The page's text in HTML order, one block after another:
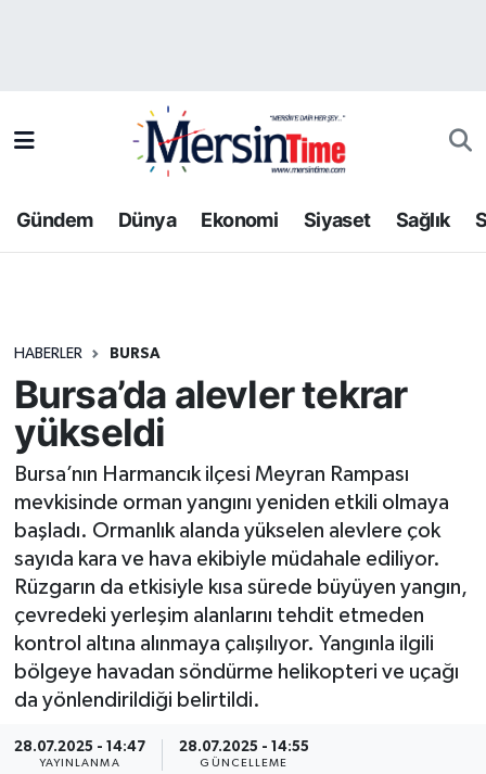
Gündem Dünya Ekonomi Siyaset Sağlık
HABERLER BURSA
Bursa’da alevler tekrar
yükseldi
Bursa’nın Harmancık ilçesi Meyran Rampası
mevkisinde orman yangını yeniden etkili olmaya
başladı. Ormanlık alanda yükselen alevlere çok
sayıda kara ve hava ekibiyle müdahale ediliyor.
Rüzgarın da etkisiyle kısa sürede büyüyen yangın,
çevredeki yerleşim alanlarını tehdit etmeden
kontrol altına alınmaya çalışılıyor. Yangınla ilgili
bölgeye havadan söndürme helikopteri ve uçağı
da yönlendirildiği belirtildi.
28.07.2025 - 14:47
YAYINLANMA
28.07.2025 - 14:55
GÜNCELLEME
Bilim-Teknoloji
Dünya
Ekonomi
Gündem
Kültür-Sanat
Resmi İlan
Sağlık
Siyaset
Spor
Yaşam
Trafik Durumu
Tüm Manşetler
Haber Arşivi